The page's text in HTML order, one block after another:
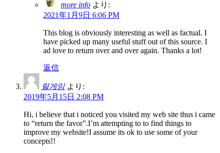
more info より:
2021年1月9日 6:06 PM
This blog is obviously interesting as well as factual. I
have picked up many useful stuff out of this source. I
ad love to return over and over again. Thanks a lot!
返信
릴게임 より:
2019年5月15日 2:08 PM
Hi, i believe that i noticed you visited my web site thus i came
to “return the favor”.I’m attempting to to find things to
improve my website!I assume its ok to use some of your
concepts!!